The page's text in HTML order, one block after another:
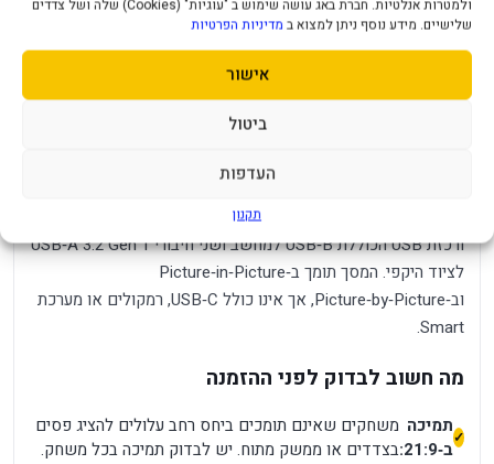
ולמטרות אנלטיות. חברת באג עושה שימוש ב "עוגיות" (Cookies) שלה ושל צדדים
שלישיים. מידע נוסף ניתן למצוא ב מדיניות הפרטיות
אישור
ביטול
העדפות
תקנון
המסך מאושר VESA DisplayHDR 600 ותומך ב‑HDR10+
חיבורים ושימוש בכמה מקורות
ורכזת USB הכוללת USB‑B למחשב ושני חיבורי USB‑A 3.2 Gen 1
לציוד היקפי. המסך תומך ב‑Picture‑in‑Picture
וב‑Picture‑by‑Picture, אך אינו כולל USB‑C, רמקולים או מערכת
Smart.
מה חשוב לבדוק לפני ההזמנה
תמיכה
ב‑21:9:
משחקים שאינם תומכים ביחס רחב עלולים להציג פסים
בצדדים או ממשק מתוח. יש לבדוק תמיכה בכל משחק.